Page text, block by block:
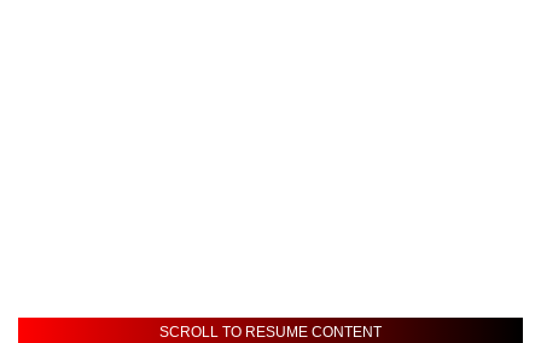
SCROLL TO RESUME CONTENT